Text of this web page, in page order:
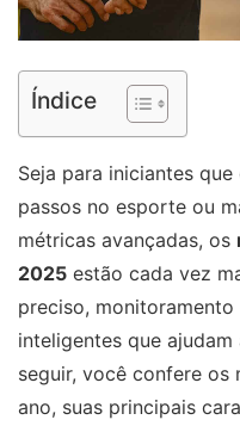
Índice
Seja para iniciantes
passos no esporte ou
métricas avançadas, os
2025 estão cada vez
preciso,
inteligentes que
seguir, você confere os
ano, suas principais